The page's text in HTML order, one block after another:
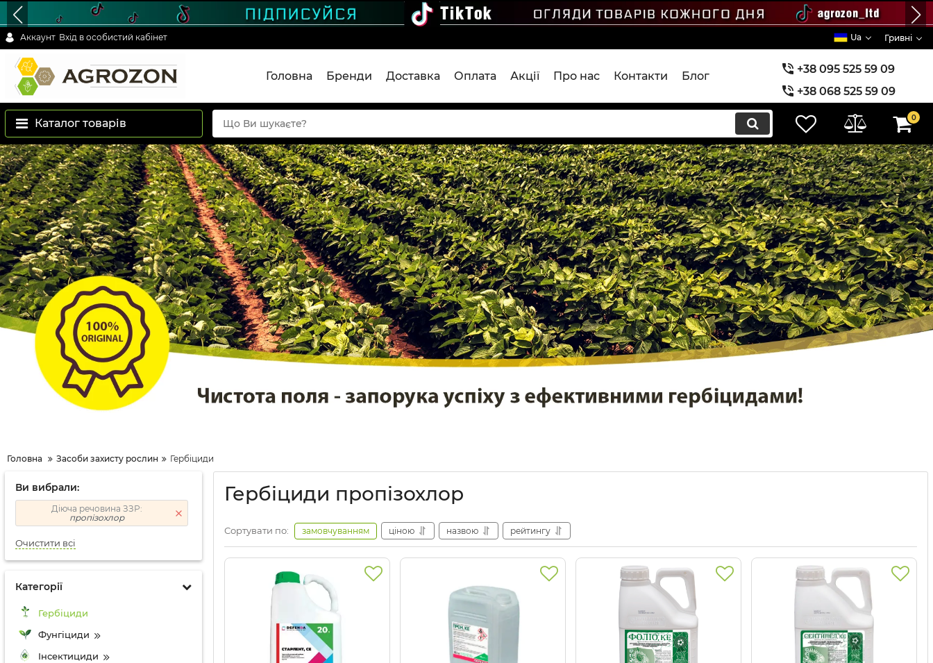
Аккаунт Вхід в особистий кабінет Ua Гривні
Головна Бренди Доставка Оплата Акції Про нас Контакти Блог
+38 095 525 59 09
+38 068 525 59 09
+38 073 525 59 09
Каталог товарів 0
Головна Засоби захисту рослин Гербіциди
Ви вибрали:
Діюча речовина ЗЗР:
пропізохлор
Очистити всі
Категорії
Гербіциди
Фунгіциди
Інсектициди
Гербіциди пропізохлор
Сортувати по: замовчуванням ціною назвою рейтингу